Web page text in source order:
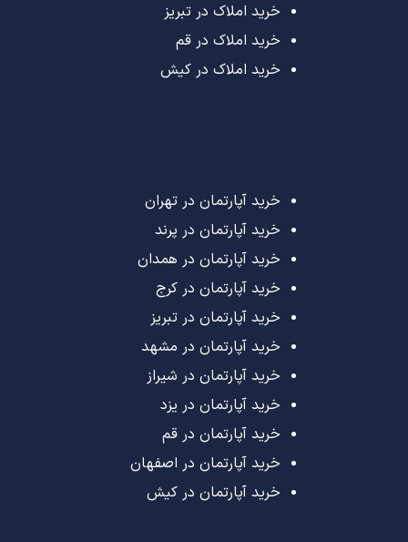
خرید املاک در تبریز
خرید املاک در قم
خرید املاک در کیش
خرید آپارتمان در تهران
خرید آپارتمان در پرند
خرید آپارتمان در همدان
خرید آپارتمان در کرج
خرید آپارتمان در تبریز
خرید آپارتمان در مشهد
خرید آپارتمان در شیراز
خرید آپارتمان در یزد
خرید آپارتمان در قم
خرید آپارتمان در اصفهان
خرید آپارتمان در کیش